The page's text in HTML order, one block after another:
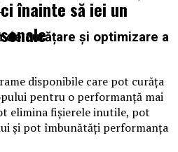
de curățare și optimizare a
disponibile care pot curăța
pentru o performanță mai
elimina fișierele inutile, pot
și pot îmbunătăți performanța
înainte să iei un